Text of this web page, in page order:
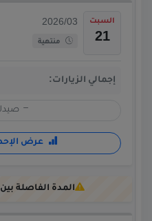
السبت
21
2026/03
منتهية
إجمالي الزيارات:
عرض
المدة الفاصلة